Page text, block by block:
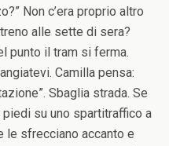
Non c’era proprio altro
alle sette di sera?
punto il tram si ferma.
Camilla pensa:
Sbaglia strada. Se
su uno spartitraffico a
le sfrecciano accanto e